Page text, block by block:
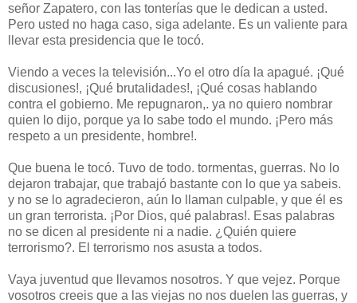
señor Zapatero, con las tonterías que le dedican a usted.
Pero usted no haga caso, siga adelante. Es un valiente para
llevar esta presidencia que le tocó.
Viendo a veces la televisión...Yo el otro día la apagué. ¡Qué
discusiones!, ¡Qué brutalidades!, ¡Qué cosas hablando
contra el gobierno. Me repugnaron,. ya no quiero nombrar
quien lo dijo, porque ya lo sabe todo el mundo. ¡Pero más
respeto a un presidente, hombre!.
Que buena le tocó. Tuvo de todo. tormentas, guerras. No lo
dejaron trabajar, que trabajó bastante con lo que ya sabeis.
y no se lo agradecieron, aún lo llaman culpable, y que él es
un gran terrorista. ¡Por Dios, qué palabras!. Esas palabras
no se dicen al presidente ni a nadie. ¿Quién quiere
terrorismo?. El terrorismo nos asusta a todos.
Vaya juventud que llevamos nosotros. Y que vejez. Porque
vosotros creeis que a las viejas no nos duelen las guerras, y